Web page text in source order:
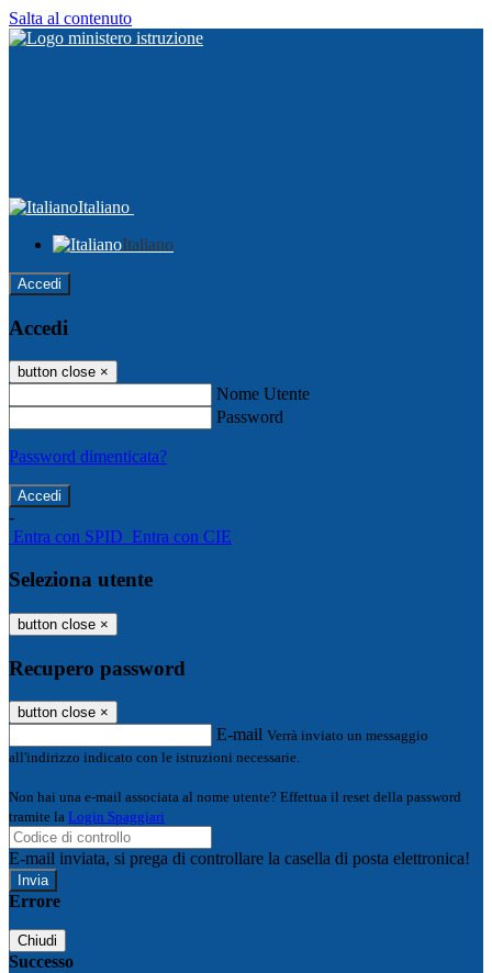
Salta al contenuto
Italiano
Italiano
Accedi
Accedi
button close ×
Nome Utente
Password
Password dimenticata?
-
Entra con SPID Entra con CIE
Seleziona utente
button close ×
Recupero password
button close ×
E-mail Verrà inviato un messaggio
all'indirizzo indicato con le istruzioni necessarie.
Non hai una e-mail associata al nome utente? Effettua il reset della password
tramite la Login Spaggiari
E-mail inviata, si prega di controllare la casella di posta elettronica!
Errore
Chiudi
Successo